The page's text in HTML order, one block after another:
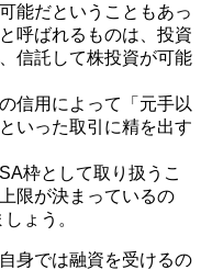
能だということもあっ
呼ばれるものは、投資
信託して株投資が可能
信用によって「元手以
いった取引に精を出す
枠として取り扱うこ
限が決まっているの
ょう。
身では融資を受けるの